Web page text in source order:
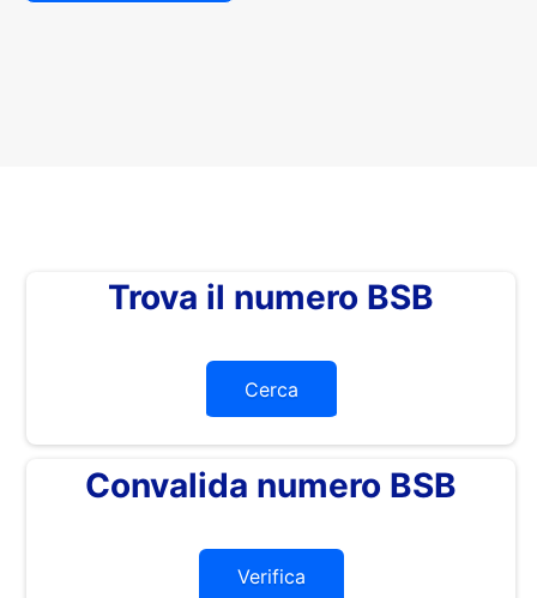
Trova il numero BSB
Cerca
Convalida numero BSB
Verifica